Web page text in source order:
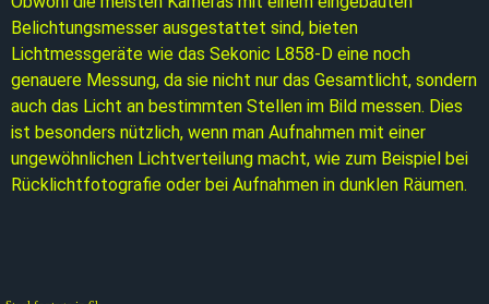
Belichtungsmesser ausgestattet sind, bieten
Lichtmessgeräte wie das Sekonic L858-D eine noch
genauere Messung, da sie nicht nur das Gesamtlicht, sondern
auch das Licht an bestimmten Stellen im Bild messen. Dies
ist besonders nützlich, wenn man Aufnahmen mit einer
ungewöhnlichen Lichtverteilung macht, wie zum Beispiel bei
Rücklichtfotografie oder bei Aufnahmen in dunklen Räumen.